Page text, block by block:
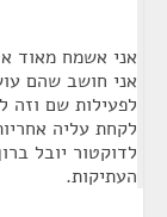
אני אשמח מאוד
אני חושב שהם
לפעילות שם וזה
לקחת עליה
לדוקטור יובל
העתיקות.